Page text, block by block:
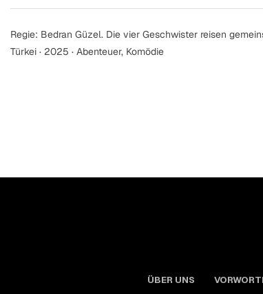
Regie: Bedran Güzel. Die vier Geschwister reisen
Türkei · 2025 · Abenteuer, Komödie
ÜBER UNS